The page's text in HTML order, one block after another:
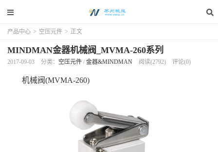
产品中心 > 空压元件 > 正文
MINDMAN金器机械阀_MVMA-260系列
2017-09-03 分类： 空压元件 / 金器&MINDMAN 阅读(2792) 评论(0)
机械阀(MVMA-260)